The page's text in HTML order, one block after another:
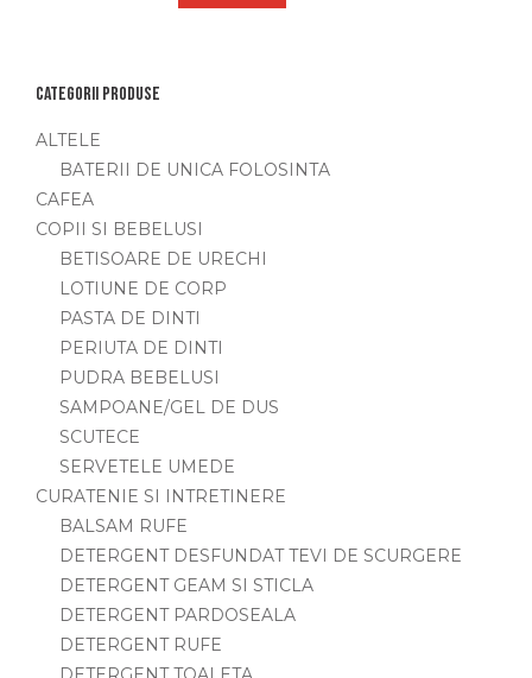
Categorii produse
ALTELE
BATERII DE UNICA FOLOSINTA
CAFEA
COPII SI BEBELUSI
BETISOARE DE URECHI
LOTIUNE DE CORP
PASTA DE DINTI
PERIUTA DE DINTI
PUDRA BEBELUSI
SAMPOANE/GEL DE DUS
SCUTECE
SERVETELE UMEDE
CURATENIE SI INTRETINERE
BALSAM RUFE
DETERGENT DESFUNDAT TEVI DE SCURGERE
DETERGENT GEAM SI STICLA
DETERGENT PARDOSEALA
DETERGENT RUFE